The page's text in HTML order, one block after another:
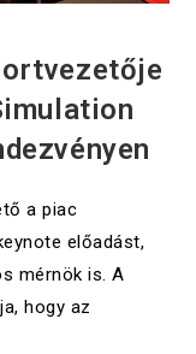
a piac
előadást,
mérnök is. A
hogy az